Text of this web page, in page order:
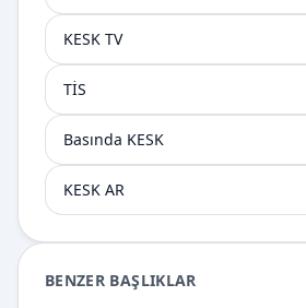
KESK TV
TİS
Basında KESK
KESK AR
BENZER BAŞLIKLAR